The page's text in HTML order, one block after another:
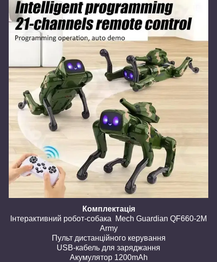
Комплектація
Інтерактивний робот-собака Mech Guardian QF660-2M
Army
Пульт дистанційного керування
USB-кабель для заряджання
Акумулятор 1200mAh